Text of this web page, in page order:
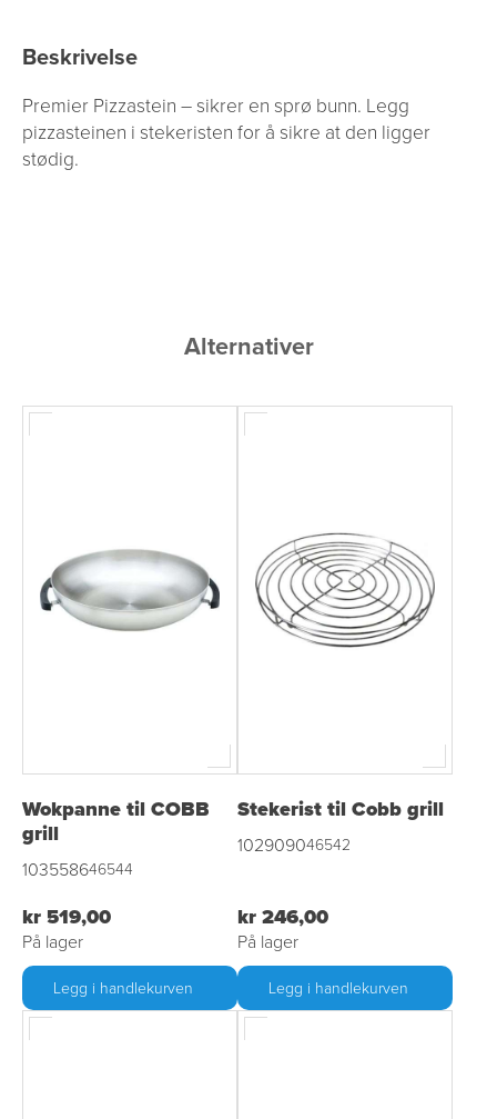
Beskrivelse
Premier Pizzastein – sikrer en sprø bunn. Legg
pizzasteinen i stekeristen for å sikre at den ligger
stødig.
Alternativer
Wokpanne til COBB
grill
103558646544
kr 519,00
På lager
Legg i handlekurven
Stekerist til Cobb grill
102909046542
kr 246,00
På lager
Legg i handlekurven